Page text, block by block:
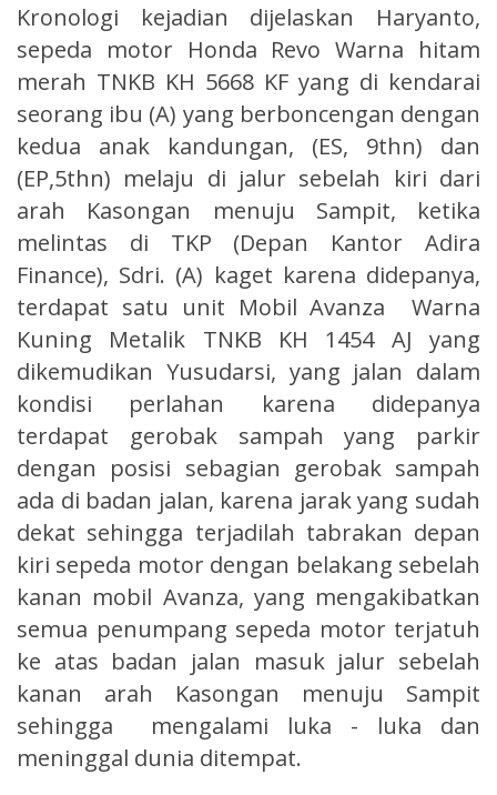
Kronologi kejadian dijelaskan Haryanto,
sepeda motor Honda Revo Warna hitam
merah TNKB KH 5668 KF yang di kendarai
seorang ibu (A) yang berboncengan dengan
kedua anak kandungan, (ES, 9thn) dan
(EP,5thn) melaju di jalur sebelah kiri dari
arah Kasongan menuju Sampit, ketika
melintas di TKP (Depan Kantor Adira
Finance), Sdri. (A) kaget karena didepanya,
terdapat satu unit Mobil Avanza Warna
Kuning Metalik TNKB KH 1454 AJ yang
dikemudikan Yusudarsi, yang jalan dalam
kondisi perlahan karena didepanya
terdapat gerobak sampah yang parkir
dengan posisi sebagian gerobak sampah
ada di badan jalan, karena jarak yang sudah
dekat sehingga terjadilah tabrakan depan
kiri sepeda motor dengan belakang sebelah
kanan mobil Avanza, yang mengakibatkan
semua penumpang sepeda motor terjatuh
ke atas badan jalan masuk jalur sebelah
kanan arah Kasongan menuju Sampit
sehingga mengalami luka - luka dan
meninggal dunia ditempat.